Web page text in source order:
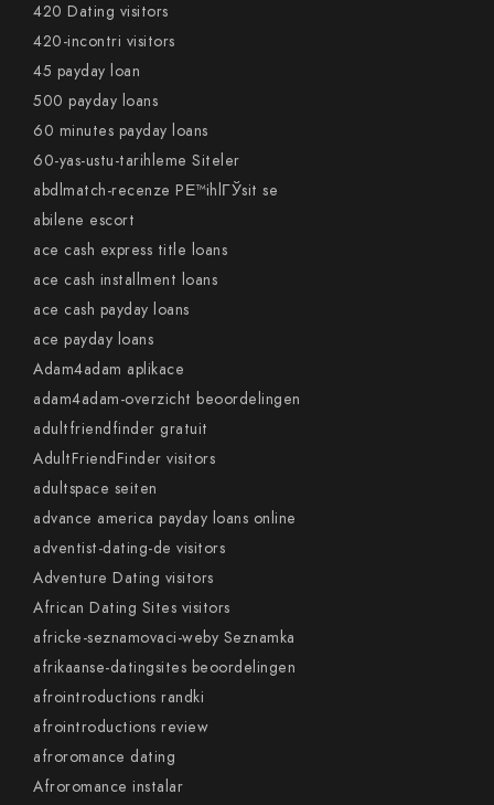
420 Dating visitors
420-incontri visitors
45 payday loan
500 payday loans
60 minutes payday loans
60-yas-ustu-tarihleme Siteler
abdlmatch-recenze PЕ™ihlГЎsit se
abilene escort
ace cash express title loans
ace cash installment loans
ace cash payday loans
ace payday loans
Adam4adam aplikace
adam4adam-overzicht beoordelingen
adultfriendfinder gratuit
AdultFriendFinder visitors
adultspace seiten
advance america payday loans online
adventist-dating-de visitors
Adventure Dating visitors
African Dating Sites visitors
africke-seznamovaci-weby Seznamka
afrikaanse-datingsites beoordelingen
afrointroductions randki
afrointroductions review
afroromance dating
Afroromance instalar